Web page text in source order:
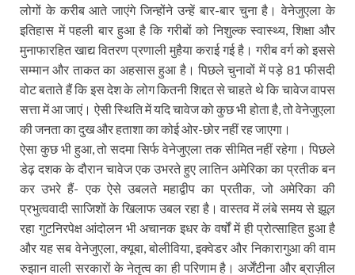
लोगों के करीब आते जाएंगे जिन्होंने उन्हें बार-बार चुना है। वेनेजुएला के
इतिहास में पहली बार हुआ है कि गरीबों को निशुल्क स्वास्थ्य, शिक्षा और
मुनाफारहित खाद्य वितरण प्रणाली मुहैया कराई गई है। गरीब वर्ग को इससे
सम्मान और ताकत का अहसास हुआ है। पिछले चुनावों में पड़े 81 फीसदी
वोट बताते हैं कि इस देश के लोग कितनी शिद्दत से चाहते थे कि चावेज वापस
सत्ता में आ जाएं। ऐसी स्थिति में यदि चावेज को कुछ भी होता है, तो वेनेजुएला
की जनता का दुख और हताशा का कोई ओर-छोर नहीं रह जाएगा।
ऐसा कुछ भी हुआ, तो सदमा सिर्फ वेनेजुएला तक सीमित नहीं रहेगा। पिछले
डेढ़ दशक के दौरान चावेज एक उभरते हुए लातिन अमेरिका का प्रतीक बन
कर उभरे हैं- एक ऐसे उबलते महाद्वीप का प्रतीक, जो अमेरिका की
प्रभुत्ववादी साजिशों के खिलाफ उबल रहा है। वास्तव में लंबे समय से झूल
रहा गुटनिरपेक्ष आंदोलन भी अचानक इधर के वर्षों में ही प्रोत्साहित हुआ है
और यह सब वेनेजुएला, क्यूबा, बोलीविया, इक्वेडर और निकारागुआ की वाम
रुझान वाली सरकारों के नेतृत्व का ही परिणाम है। अर्जेंटीना और ब्राज़ील